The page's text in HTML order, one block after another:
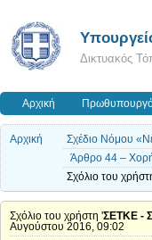
Δικτυακός
Αρχική
Αρχική
Σχέδιο Νόμου
Άρθρο 44 –
Σχόλιο του
Σχόλιο του χρήστη 'ΣΕΤΚΕ -
Αυγούστου 2016, 09:02